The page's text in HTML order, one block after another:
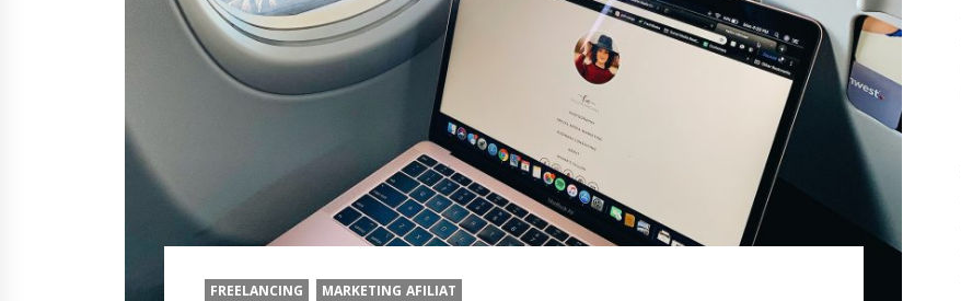
FREELANCING
MARKETING AFILIAT